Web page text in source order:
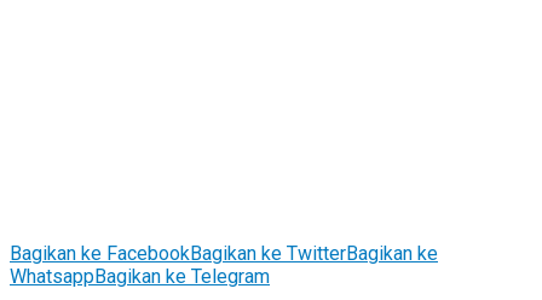
Bagikan ke FacebookBagikan ke TwitterBagikan ke
WhatsappBagikan ke Telegram